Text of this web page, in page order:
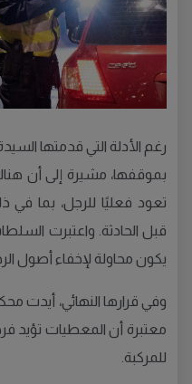
رغم الأدلة التي قدمتها
بموقفها، مشيرة إلى أن
تعود فعليًا للرجل، بما في
قبل الحادثة. واعتبرت
يكون محاولة لإخفاء أصول
وفي قرارها النهائي، أيدت
معتبرة أن المعطيات تؤيد
للمركبة.